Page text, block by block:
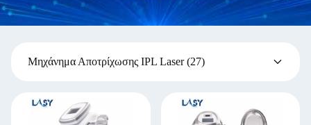
Μηχάνημα Αποτρίχωσης IPL Laser(27)